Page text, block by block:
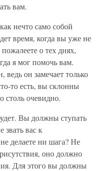
вам.
нечто само собой
время, когда вы уже не
о тех днях,
я мог помочь вам.
ведь он замечает только
то есть, вы склонны
столь очевидно.
Вы должны ступать
звать вас к
делаете ни шага? Не
оно должно
Для этого вы должны